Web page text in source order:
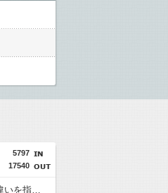
5797
17540
防弾ガラスの件で誤情報を拡散した左派、間違いを指摘されても頑として認めなかった結果……